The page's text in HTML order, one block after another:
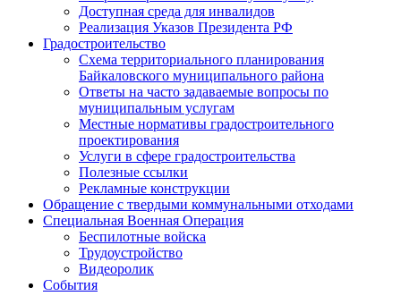
Доступная среда для инвалидов
Реализация Указов Президента РФ
Градостроительство
Схема территориального планирования
Байкаловского муниципального района
Ответы на часто задаваемые вопросы по
муниципальным услугам
Местные нормативы градостроительного
проектирования
Услуги в сфере градостроительства
Полезные ссылки
Рекламные конструкции
Обращение с твердыми коммунальными отходами
Специальная Военная Операция
Беспилотные войска
Трудоустройство
Видеоролик
События